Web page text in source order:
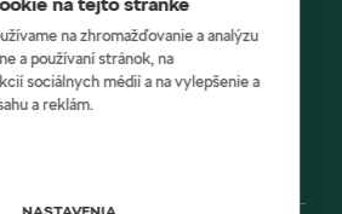
na tejto stránke
na zhromažďovanie a analýzu
a používaní stránok, na
sociálnych médií a na vylepšenie a
a reklám.
NASTAVENIA